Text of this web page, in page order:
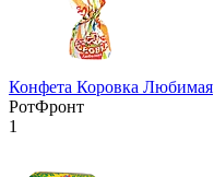
Конфета Коровка Любимая
РотФронт
1